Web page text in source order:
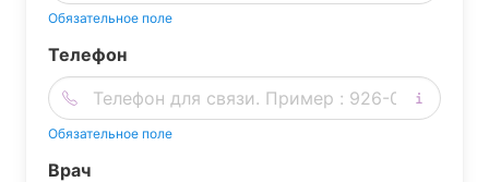
Обязательное поле
Телефон
Обязательное поле
Врач